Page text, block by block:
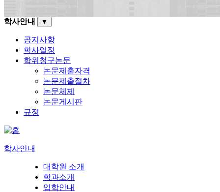
학사안내 ▼
공지사항
학사일정
학위청구논문
논문제출자격
논문제출절차
논문체제
논문게시판
규정
학사안내
대학원 소개
학과소개
입학안내